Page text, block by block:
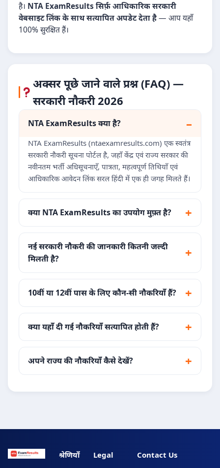
है। NTA ExamResults सिर्फ़ आधिकारिक सरकारी
वेबसाइट लिंक के साथ सत्यापित अपडेट देता है— आप यहाँ
100% सुरक्षित हैं।
अक्सर पूछे जाने वाले प्रश्न (FAQ) —
सरकारी नौकरी 2026
NTA ExamResults क्या है?
NTA ExamResults (ntaexamresults.com) एक स्वतंत्र
सरकारी नौकरी सूचना पोर्टल है, जहाँ केंद्र एवं राज्य सरकार की
नवीनतम भर्ती अधिसूचनाएँ, पात्रता, महत्वपूर्ण तिथियाँ एवं
आधिकारिक आवेदन लिंक सरल हिंदी में एक ही जगह मिलते हैं।
क्या NTA ExamResults का उपयोग मुफ़्त है?
नई सरकारी नौकरी की जानकारी कितनी जल्दी
मिलती है?
10वीं या 12वीं पास के लिए कौन-सी नौकरियाँ हैं?
क्या यहाँ दी गई नौकरियाँ सत्यापित होती हैं?
अपने राज्य की नौकरियाँ कैसे देखें?
श्रेणियाँ Legal Contact Us